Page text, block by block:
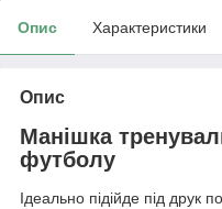
Опис Характеристики
Опис
Манішка
футболу
Ідеально підійде під друк